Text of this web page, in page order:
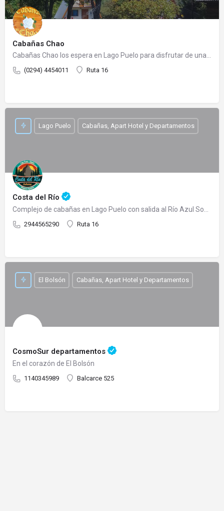
Cabañas Chao
(0294) 4454011 Ruta 16
Costa del Río
2944565290 Ruta 16
Lago Puelo Cabañas, Apart Hotel y Departamentos
CosmoSur departamentos
En el corazón de El Bolsón
1140345989 Balcarce 525
El Bolsón Cabañas, Apart Hotel y Departamentos